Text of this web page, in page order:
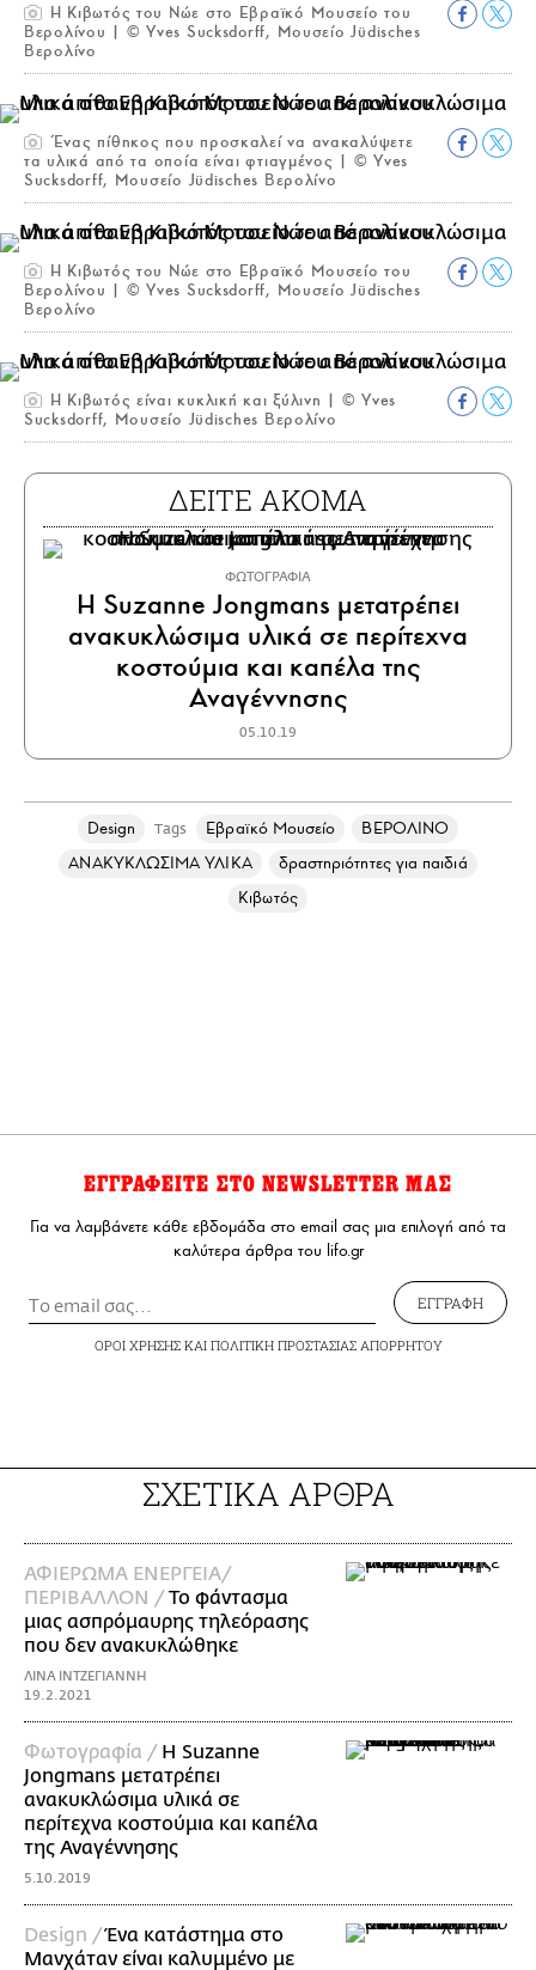
Η Κιβωτός του Νώε στο Εβραϊκό Μουσείο του
Βερολίνου | © Yves Sucksdorff, Μουσείο Jüdisches
Βερολίνο
Ένας πίθηκος που προσκαλεί να ανακαλύψετε
τα υλικά από τα οποία είναι φτιαγμένος | © Yves
Sucksdorff, Μουσείο Jüdisches Βερολίνο
Η Κιβωτός του Νώε στο Εβραϊκό Μουσείο του
Βερολίνου | © Yves Sucksdorff, Μουσείο Jüdisches
Βερολίνο
Η Κιβωτός είναι κυκλική και ξύλινη | © Yves
Sucksdorff, Μουσείο Jüdisches Βερολίνο
ΔΕΙΤΕ ΑΚΟΜΑ
ΦΩΤΟΓΡΑΦΙΑ
Η Suzanne Jongmans μετατρέπει
ανακυκλώσιμα υλικά σε περίτεχνα
κοστούμια και καπέλα της
Αναγέννησης
05.10.19
Design Tags Εβραϊκό Μουσείο
ΒΕΡΟΛΙΝΟ
ΑΝΑΚΥΚΛΩΣΙΜΑ ΥΛΙΚΑ
δραστηριότητες για παιδιά
Κιβωτός
ΕΓΓΡΑΦΕΙΤΕ ΣΤΟ NEWSLETTER ΜΑΣ
Για να λαμβάνετε κάθε εβδομάδα στο email σας μια επιλογή από τα
καλύτερα άρθρα του lifo.gr
ΕΓΓΡΑΦΗ
ΟΡΟΙ ΧΡΗΣΗΣΚΑΙ ΠΟΛΙΤΙΚΗ ΠΡΟΣΤΑΣΙΑΣ ΑΠΟΡΡΗΤΟΥ
ΣΧΕΤΙΚΑ ΑΡΘΡΑ
ΑΦΙΕΡΩΜΑ ΕΝΕΡΓΕΙΑ/
ΠΕΡΙΒΑΛΛΟΝ /Το φάντασμα
μιας ασπρόμαυρης τηλεόρασης
που δεν ανακυκλώθηκε
ΛΙΝΑ ΙΝΤΖΕΓΙΑΝΝΗ
19.2.2021
Φωτογραφία / Η Suzanne
Jongmans μετατρέπει
ανακυκλώσιμα υλικά σε
περίτεχνα κοστούμια και καπέλα
της Αναγέννησης
5.10.2019
Design /Ένα κατάστημα στο
Μανχάταν είναι καλυμμένο με